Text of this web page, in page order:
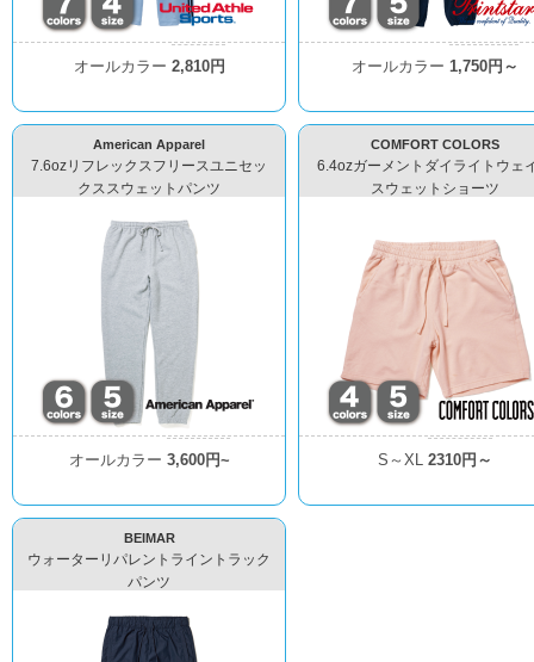
オールカラー 2,810円 オールカラー 1,750円～
American Apparel
7.6ozリフレックスフリースユニセッ
クススウェットパンツ
オールカラー 3,600円~
COMFORT COLORS
6.4ozガーメントダイライトウェ
スウェットショーツ
S～XL 2310円～
BEIMAR
ウォーターリパレントライントラック
パンツ